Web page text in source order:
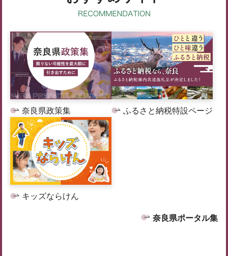
奈良県政策集 ふるさと納税特設ページ
キッズならけん
奈良県ポータル集